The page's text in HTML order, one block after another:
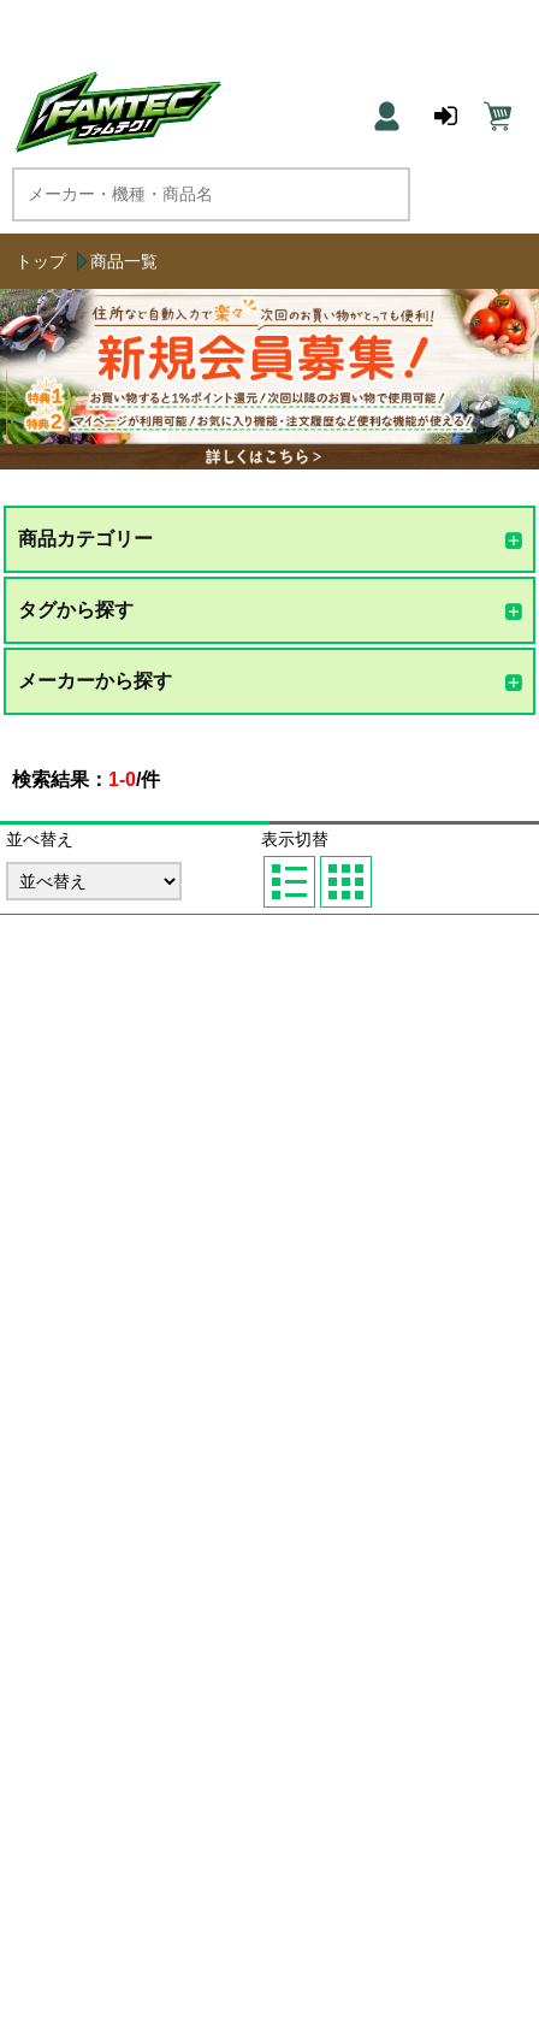
トップ 商品一覧
商品カテゴリー
タグから探す
メーカーから探す
検索結果： 1-0/件
並べ替え 表示切替